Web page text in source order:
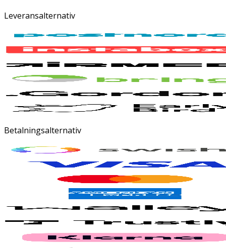
Leveransalternativ
Betalningsalternativ